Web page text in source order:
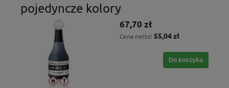
pojedyncze kolory
67,70 zł
Cena netto: 55,04 zł
Do koszyka